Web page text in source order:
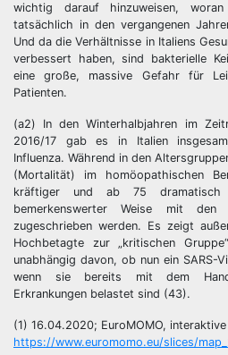
wichtig darauf hinzuweisen,
tatsächlich in den vergangenen
Und da die Verhältnisse in Italiens
verbessert haben, sind bakterielle
eine große, massive Gefahr für
Patienten.
(a2) In den Winterhalbjahren im
2016/17 gab es in Italien
Influenza. Während in den
(Mortalität) im homöopathischen
kräftiger und ab 75
bemerkenswerter Weise mit den
zugeschrieben werden. Es zeigt
Hochbetagte zur „kritischen
unabhängig davon, ob nun ein
wenn sie bereits mit dem
Erkrankungen belastet sind (43).
(1) 16.04.2020; EuroMOMO,
https://www.euromomo.eu/slices/